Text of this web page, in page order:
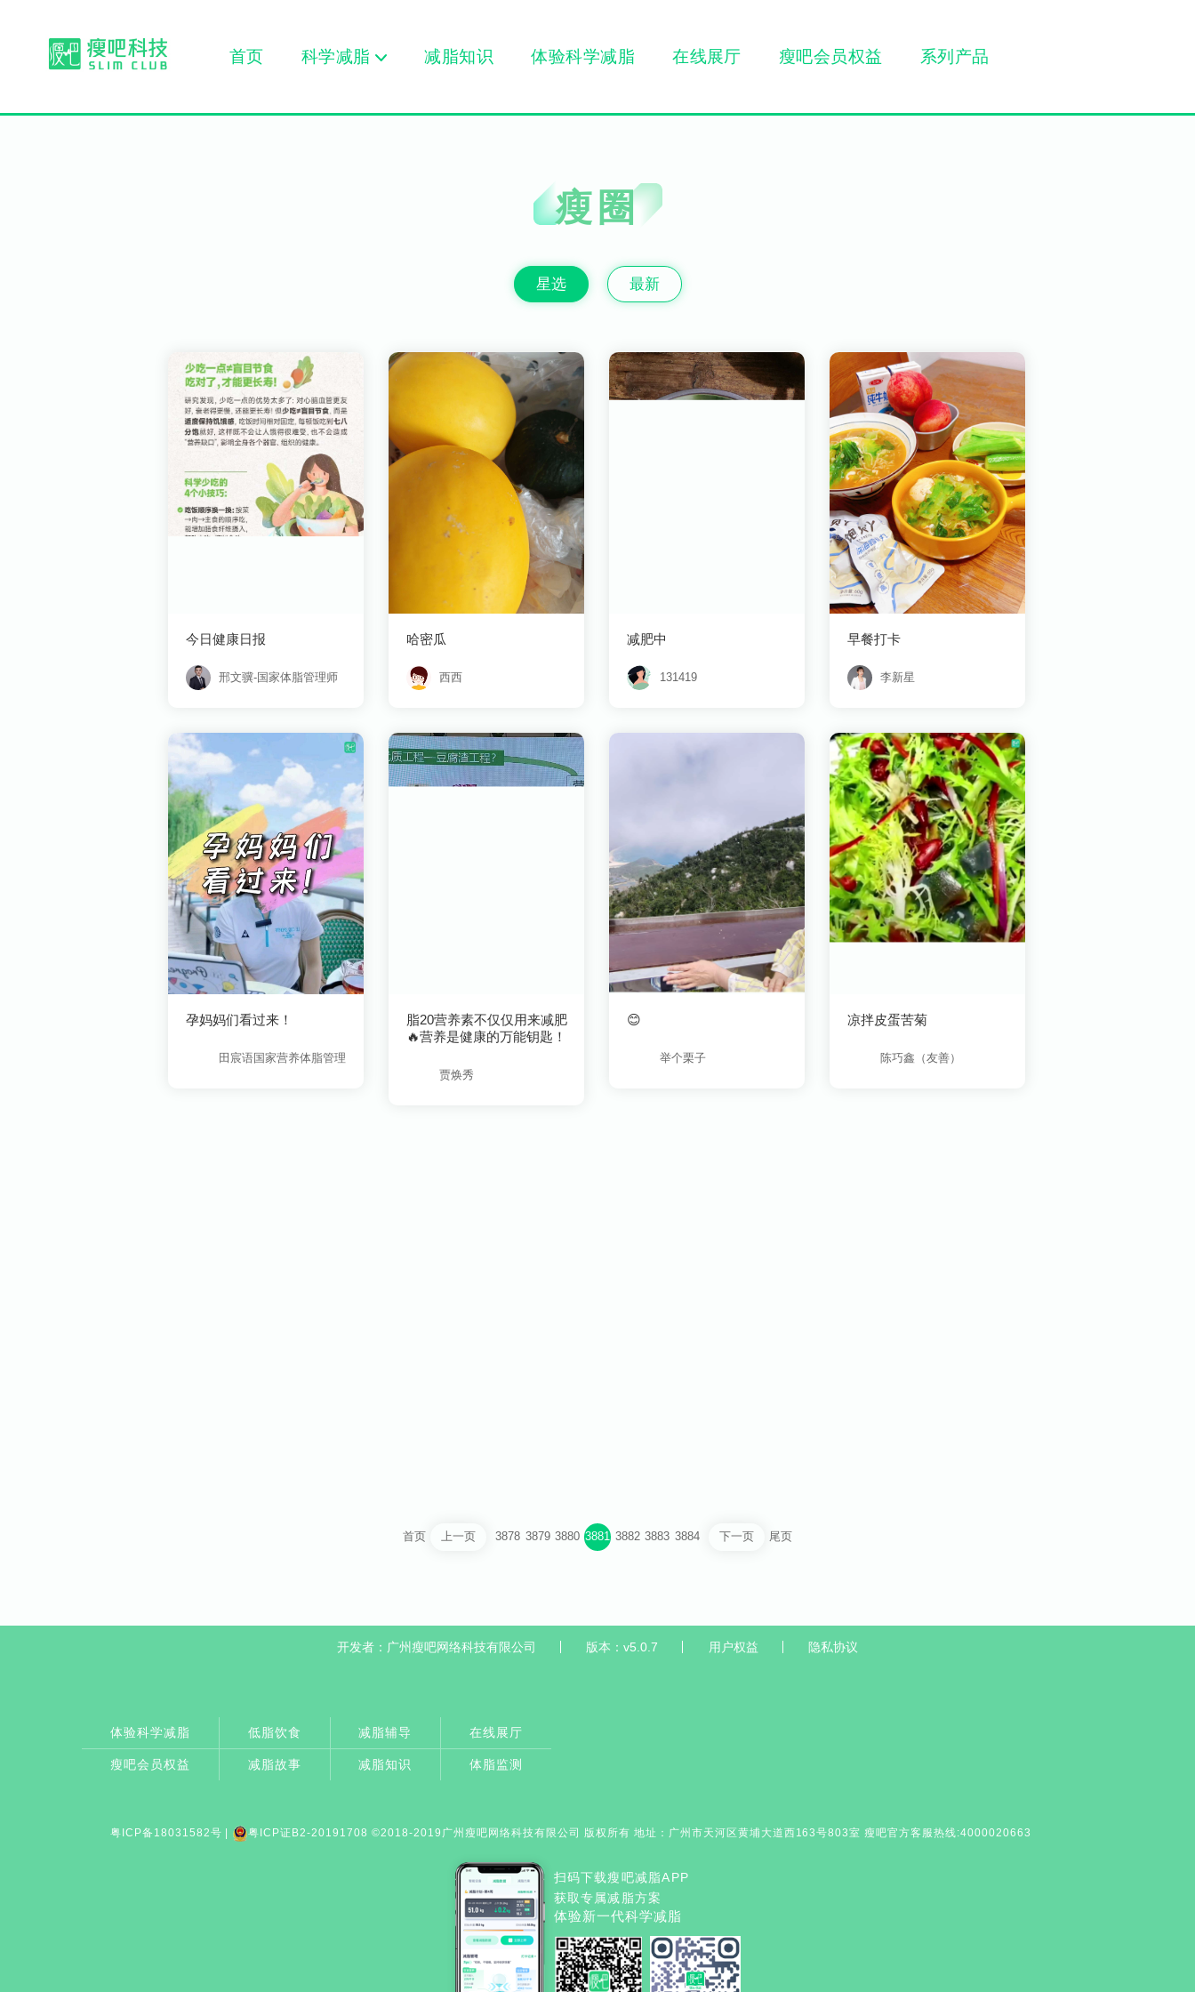
首页 科学减脂 减脂知识 体验科学减脂 在线展厅 瘦吧会员权益 系列产品
瘦圈
星选 最新
今日健康日报
邢文骥-国家体脂管理师
哈密瓜
西西
减肥中
131419
早餐打卡
李新星
孕妈妈们看过来！
田宸语国家营养体脂管理
🔥营养是健康的万能钥匙！
贾焕秀
😊
举个栗子
凉拌皮蛋苦菊
陈巧鑫（友善）
首页
上一页 3878 3879 3880 3881 3882 3883 3884 下一页 尾页
开发者：广州瘦吧网络科技有限公司 版本：v5.0.7 用户权益 隐私协议
体验科学减脂 低脂饮食 减脂辅导 在线展厅
瘦吧会员权益 减脂故事 减脂知识 体脂监测
粤ICP备18031582号 粤ICP证B2-20191708 ©2018-2019广州瘦吧网络科技有限公司 版权所有 地址：广州市天河区黄埔大道西163号803室 瘦吧官方客服热线:4000020663
扫码下载瘦吧减脂APP
获取专属减脂方案
体验新一代科学减脂